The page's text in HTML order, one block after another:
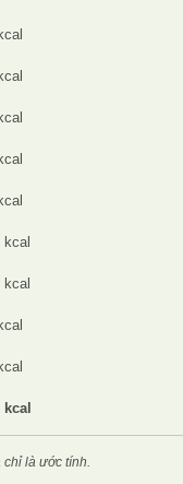
là ước tính.